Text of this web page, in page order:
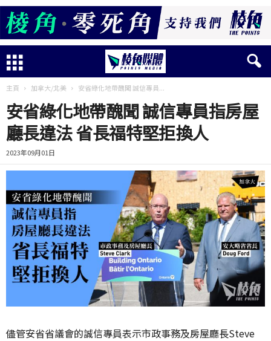
主頁 加拿大/北美 安省綠化地帶醜聞 誠信專員...
安省綠化地帶醜聞 誠信專員指房屋
廳長違法 省長福特堅拒換人
2023年09月01日
儘管安省省議會的誠信專員表示市政事務及房屋廳長Steve